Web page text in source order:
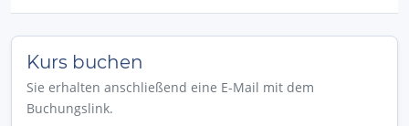
Kurs buchen
Sie erhalten anschließend eine E-Mail mit dem
Buchungslink.